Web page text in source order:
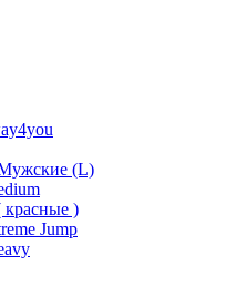
(L)
)
Jump